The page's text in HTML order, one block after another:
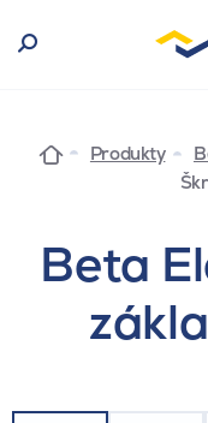
Produkty
Beta